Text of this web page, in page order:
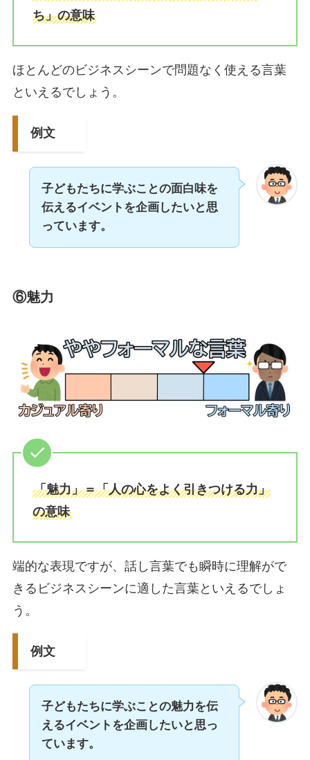
ち」の意味
ほとんどのビジネスシーンで問題なく使える言葉
といえるでしょう。
例文
子どもたちに学ぶことの面白味を
伝えるイベントを企画したいと思
っています。
⑥魅力
「魅力」＝「人の心をよく引きつける力」
の意味
端的な表現ですが、話し言葉でも瞬時に理解がで
きるビジネスシーンに適した言葉といえるでしょ
う。
例文
子どもたちに学ぶことの魅力を伝
えるイベントを企画したいと思っ
ています。